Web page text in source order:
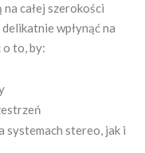
całej szerokości
wpłynąć na
o to, by:
systemach stereo, jak i